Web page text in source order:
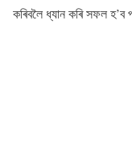
কৰিবলৈ ধ্যান কৰি সফল হ’ব